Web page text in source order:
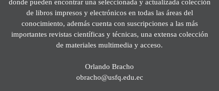
de libros impresos y electrónicos en todas las áreas del
conocimiento, además cuenta con suscripciones a las más
importantes revistas científicas y técnicas, una extensa colección
de materiales multimedia y acceso.
Orlando Bracho
obracho@usfq.edu.ec